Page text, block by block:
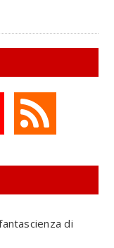
di